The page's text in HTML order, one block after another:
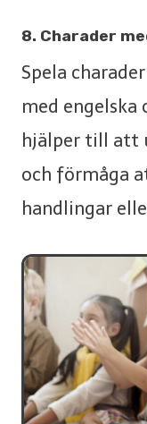
8. Charader
Spela
med engelska
hjälper till att
och förmåga
handlingar